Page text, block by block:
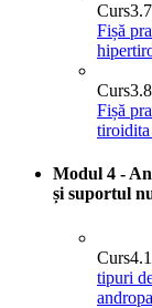
Curs3.7
Fișă
Curs3.8
Fișă
tiroidita
Modul 4 -
și suportul
Curs4.1
tipuri